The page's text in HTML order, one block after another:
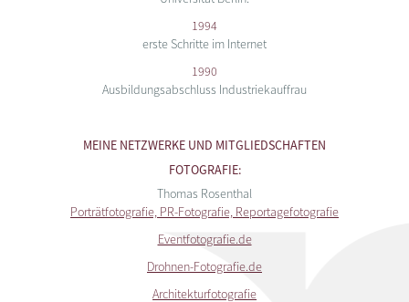
1994
erste Schritte im Internet
1990
Ausbildungsabschluss Industriekauffrau
MEINE NETZWERKE UND MITGLIEDSCHAFTEN
FOTOGRAFIE:
Thomas Rosenthal
Porträtfotografie, PR-Fotografie, Reportagefotografie
Eventfotografie.de
Drohnen-Fotografie.de
Architekturfotografie